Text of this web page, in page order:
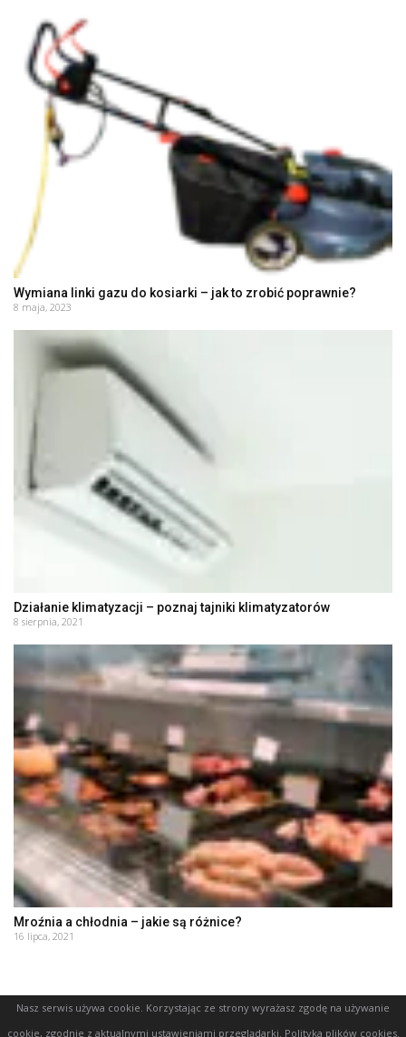
Wymiana linki gazu do kosiarki – jak to zrobić poprawnie?
8 maja, 2023
Działanie klimatyzacji – poznaj tajniki klimatyzatorów
8 sierpnia, 2021
Mroźnia a chłodnia – jakie są różnice?
16 lipca, 2021
Nasz serwis używa cookie. Korzystając ze strony wyrażasz zgodę na używanie
cookie, zgodnie z aktualnymi ustawieniami przeglądarki. Polityka plików cookies.